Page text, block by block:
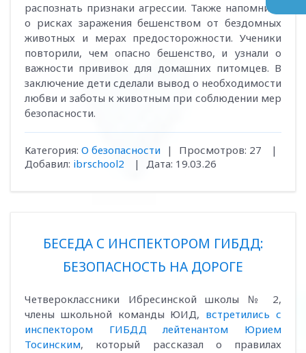
распознать признаки агрессии. Также напомнили
о рисках заражения бешенством от бездомных
животных и мерах предосторожности. Ученики
повторили, чем опасно бешенство, и узнали о
важности прививок для домашних питомцев. В
заключение дети сделали вывод о необходимости
любви и заботы к животным при соблюдении мер
безопасности.
Категория: О безопасности | Просмотров: 27
|
Добавил: ibrschool2 | Дата: 19.03.26
БЕСЕДА С ИНСПЕКТОРОМ ГИБДД:
БЕЗОПАСНОСТЬ НА ДОРОГЕ
Четвероклассники Ибресинской школы № 2,
члены школьной команды ЮИД, встретились с
инспектором ГИБДД лейтенантом Юрием
Тосинским, который рассказал о правилах